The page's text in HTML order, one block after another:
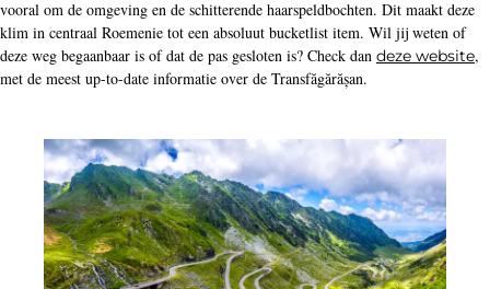
vooral om de omgeving en de schitterende haarspeldbochten. Dit maakt deze
klim in centraal Roemenie tot een absoluut bucketlist item. Wil jij weten of
deze weg begaanbaar is of dat de pas gesloten is? Check dan deze website,
met de meest up-to-date informatie over de Transfăgărășan.